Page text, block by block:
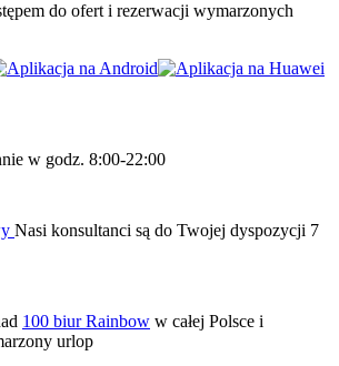
do ofert i rezerwacji wymarzonych
w godz. 8:00-22:00
Nasi konsultanci są do Twojej dyspozycji 7
100 biur Rainbow w całej Polsce i
urlop